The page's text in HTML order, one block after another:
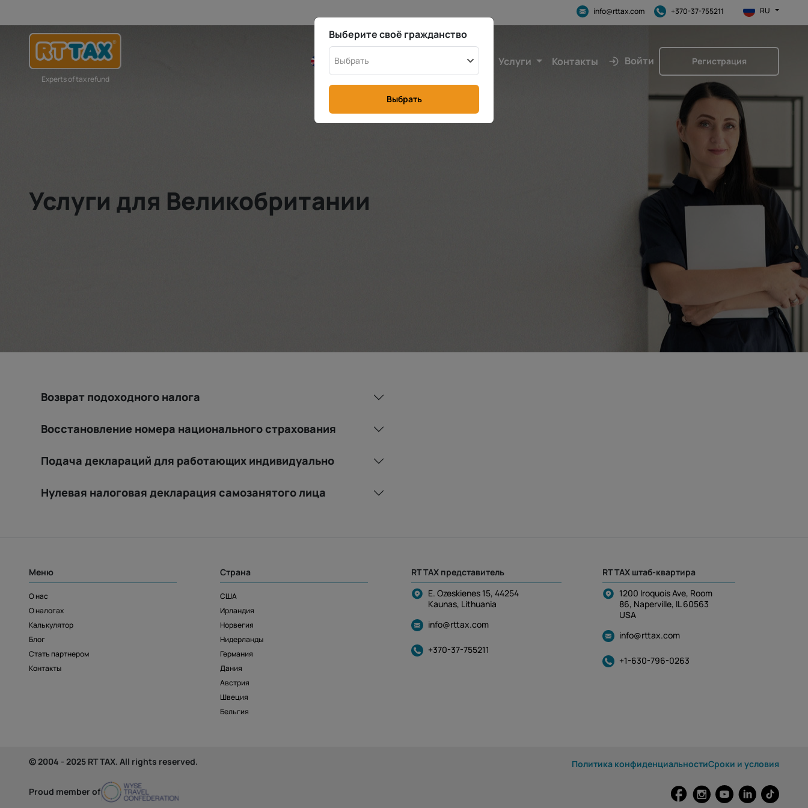
info@rttax.com +370-37-755211 RU
Experts of tax refund
Великобритания Калькулятор Услуги Контакты Войти Регистрация
Услуги для Великобритании
Возврат подоходного налога
Восстановление номера национального страхования
Подача деклараций для работающих индивидуально
Нулевая налоговая декларация самозанятого лица
Меню
О нас
О налогах
Калькулятор
Блог
Стать партнером
Контакты
Страна
США
Ирландия
Норвегия
Нидерланды
Германия
Дания
Австрия
Швеция
Бельгия
RT TAX представитель
E. Ozeskienes 15, 44254
Kaunas, Lithuania
info@rttax.com
+370-37-755211
RT TAX штаб-квартира
1200 Iroquois Ave, Room
86, Naperville, IL 60563
USA
info@rttax.com
+1-630-796-0263
© 2004 - 2025 RT TAX. All rights reserved. Политика конфиденциальностиCроки и условия
Proud member of
Выберите своё гражданство
Выбрать
Выбрать